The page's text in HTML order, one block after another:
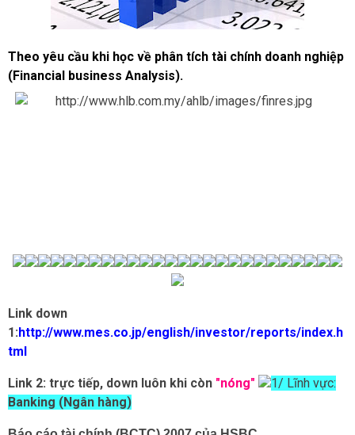
Theo yêu cầu khi học về phân tích tài chính doanh nghiệp
(Financial business Analysis).
Link down
1:http://www.mes.co.jp/english/investor/reports/index.h
tml
Link 2: trực tiếp, down luôn khi còn "nóng"
1/ Lĩnh vực:
Banking (Ngân hàng)